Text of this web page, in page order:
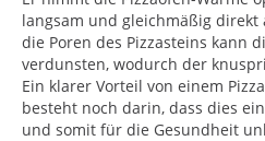
langsam und gleichmäßig direkt
die Poren des Pizzasteins kann
verdunsten, wodurch der
Ein klarer Vorteil von einem
besteht noch darin, dass dies
und somit für die Gesundheit